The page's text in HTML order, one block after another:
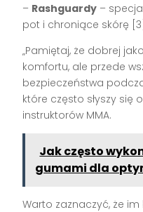
– Rashguardy –
pot i chroniące skórę
„Pamiętaj, że dobrej
komfortu, ale przede
bezpieczeństwa
które często słyszy się
instruktorów MMA.
Jak często
gumami dla
Warto zaznaczyć, że